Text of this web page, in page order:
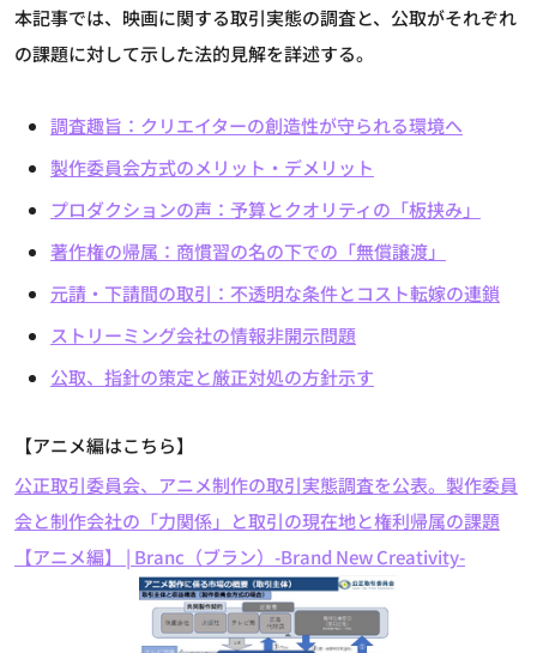
本記事では、映画に関する取引実態の調査と、公取がそれぞれ
の課題に対して示した法的見解を詳述する。
調査趣旨：クリエイターの創造性が守られる環境へ
製作委員会方式のメリット・デメリット
プロダクションの声：予算とクオリティの「板挟み」
著作権の帰属：商慣習の名の下での「無償譲渡」
元請・下請間の取引：不透明な条件とコスト転嫁の連鎖
ストリーミング会社の情報非開示問題
公取、指針の策定と厳正対処の方針示す
【アニメ編はこちら】
公正取引委員会、アニメ制作の取引実態調査を公表。製作委員
会と制作会社の「力関係」と取引の現在地と権利帰属の課題
【アニメ編】 | Branc（ブラン）-Brand New Creativity-